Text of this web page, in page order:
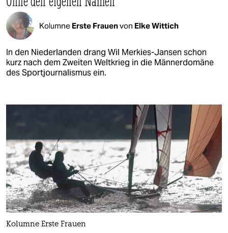
Kolumne Erste Frauenvon Elke Wittich
In den Niederlanden drang Wil Merkies-Jansen schon
kurz nach dem Zweiten Weltkrieg in die Männerdomäne
des Sportjournalismus ein.
Kolumne Erste Frauen